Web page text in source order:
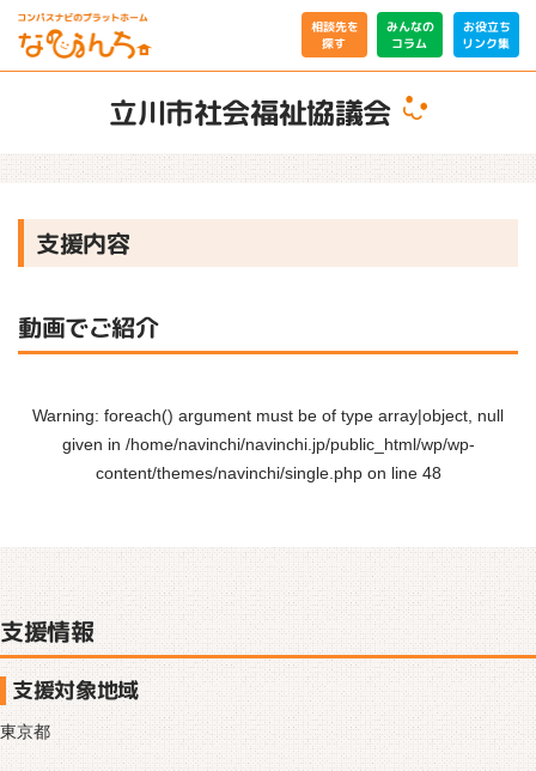
相談先を
探す
みんなの
コラム
お役立ち
リンク集
立川市社会福祉協議会
支援内容
動画でご紹介
Warning: foreach() argument must be of type array|object, null
given in /home/navinchi/navinchi.jp/public_html/wp/wp-
content/themes/navinchi/single.phpon line 48
支援情報
支援対象地域
東京都